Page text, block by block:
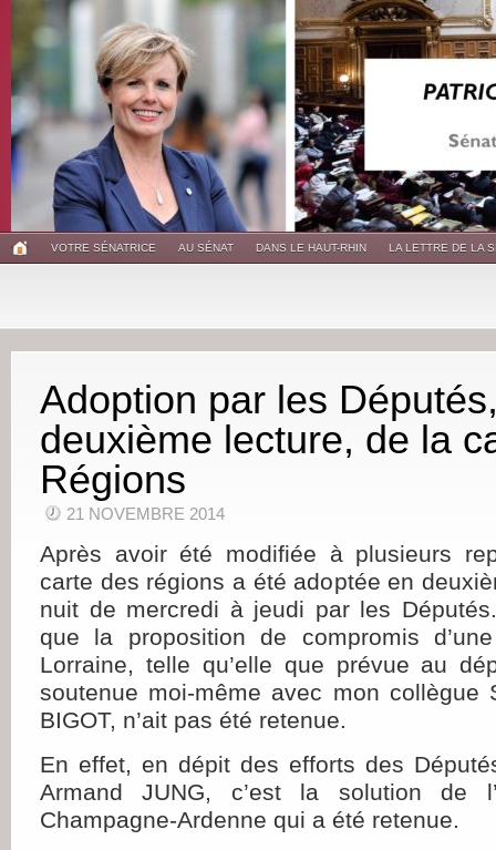
VOTRE SÉNATRICE AU SÉNAT DANS LE HAUT-RHIN LA LETTRE DE LA
Adoption par les
deuxième lecture, de la
Régions
21 NOVEMBRE 2014
Après avoir été modifiée à plusieurs
carte des régions a été adoptée en
nuit de mercredi à jeudi par les
que la proposition de compromis
Lorraine, telle qu’elle que prévue au
soutenue moi-même avec mon collègue
BIGOT, n’ait pas été retenue.
En effet, en dépit des efforts des
Armand JUNG, c’est la solution de
Champagne-Ardenne qui a été retenue.